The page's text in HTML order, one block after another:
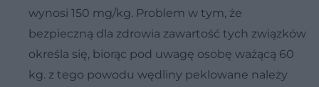
wynosi 150 mg/kg. Problem w tym, że
bezpieczną dla zdrowia zawartość tych związków
określa się, biorąc pod uwagę osobę ważącą 60
kg. z tego powodu wędliny peklowane należy